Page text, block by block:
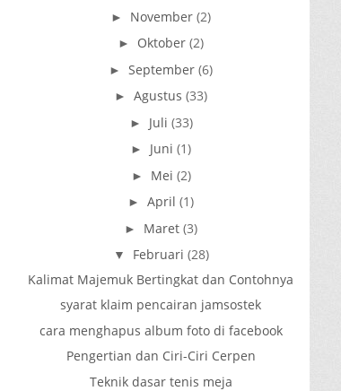
► November (2)
► Oktober (2)
► September (6)
► Agustus (33)
► Juli (33)
► Juni (1)
► Mei (2)
► April (1)
► Maret (3)
▼ Februari (28)
Kalimat Majemuk Bertingkat dan Contohnya
syarat klaim pencairan jamsostek
cara menghapus album foto di facebook
Pengertian dan Ciri-Ciri Cerpen
Teknik dasar tenis meja